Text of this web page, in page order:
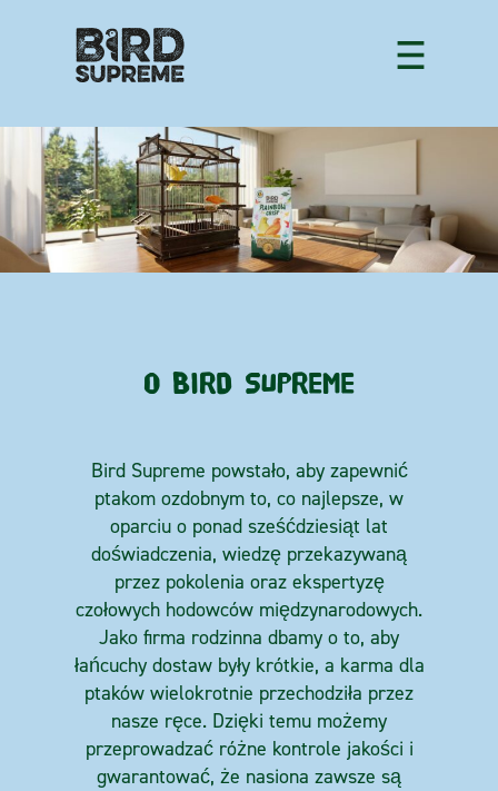
O BIRD SUPREME
Bird Supreme powstało, aby zapewnić
ptakom ozdobnym to, co najlepsze, w
oparciu o ponad sześćdziesiąt lat
doświadczenia, wiedzę przekazywaną
przez pokolenia oraz ekspertyzę
czołowych hodowców międzynarodowych.
Jako firma rodzinna dbamy o to, aby
łańcuchy dostaw były krótkie, a karma dla
ptaków wielokrotnie przechodziła przez
nasze ręce. Dzięki temu możemy
przeprowadzać różne kontrole jakości i
gwarantować, że nasiona zawsze są